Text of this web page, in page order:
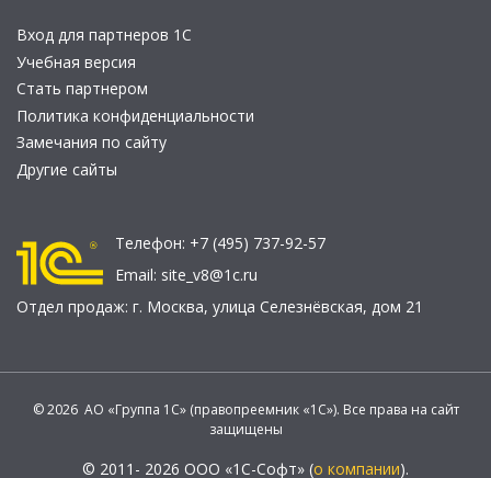
Вход для партнеров 1С
Учебная версия
Стать партнером
Политика конфиденциальности
Замечания по сайту
Другие сайты
Телефон: +7 (495) 737-92-57
Email: site_v8@1c.ru
Отдел продаж: г. Москва, улица Селезнёвская, дом 21
© 2026 АО «Группа 1С» (правопреемник «1С»). Все права на сайт
защищены
© 2011- 2026 ООО «1С-Софт» (о компании).